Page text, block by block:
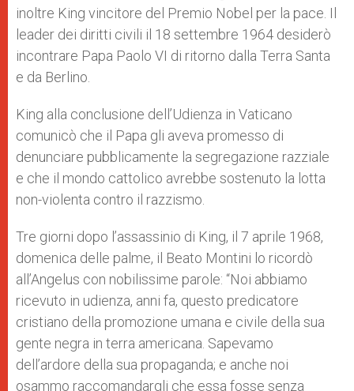
inoltre King vincitore del Premio Nobel per la pace. Il
leader dei diritti civili il 18 settembre 1964 desiderò
incontrare Papa Paolo VI di ritorno dalla Terra Santa
e da Berlino.
King alla conclusione dell’Udienza in Vaticano
comunicò che il Papa gli aveva promesso di
denunciare pubblicamente la segregazione razziale
e che il mondo cattolico avrebbe sostenuto la lotta
non-violenta contro il razzismo.
Tre giorni dopo l’assassinio di King, il 7 aprile 1968,
domenica delle palme, il Beato Montini lo ricordò
all’Angelus con nobilissime parole: “Noi abbiamo
ricevuto in udienza, anni fa, questo predicatore
cristiano della promozione umana e civile della sua
gente negra in terra americana. Sapevamo
dell’ardore della sua propaganda; e anche noi
osammo raccomandargli che essa fosse senza